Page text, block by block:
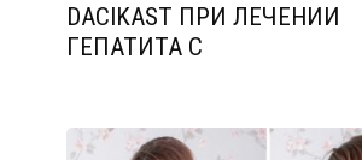
DACIKAST ПРИ ЛЕЧЕНИИ
ГЕПАТИТА С